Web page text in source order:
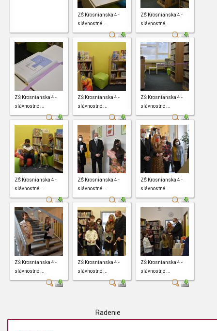
ZŠ Krosnianska 4 -
slávnostné ...
ZŠ Krosnianska 4 -
slávnostné ...
ZŠ Krosnianska 4 -
slávnostné ...
ZŠ Krosnianska 4 -
slávnostné ...
ZŠ Krosnianska 4 -
slávnostné ...
ZŠ Krosnianska 4 -
slávnostné ...
ZŠ Krosnianska 4 -
slávnostné ...
ZŠ Krosnianska 4 -
slávnostné ...
ZŠ Krosnianska 4 -
slávnostné ...
ZŠ Krosnianska 4 -
slávnostné ...
ZŠ Krosnianska 4 -
slávnostné ...
Radenie